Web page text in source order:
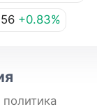
+0.83%